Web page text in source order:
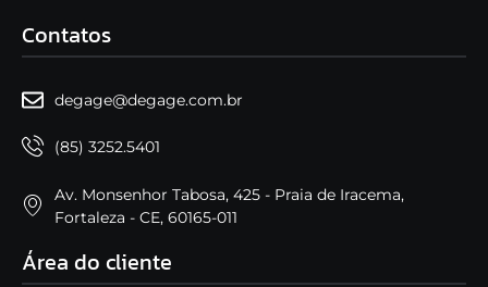
Contatos
degage@degage.com.br
(85) 3252.5401
Av. Monsenhor Tabosa, 425 - Praia de Iracema,
Fortaleza - CE, 60165-011
Área do cliente